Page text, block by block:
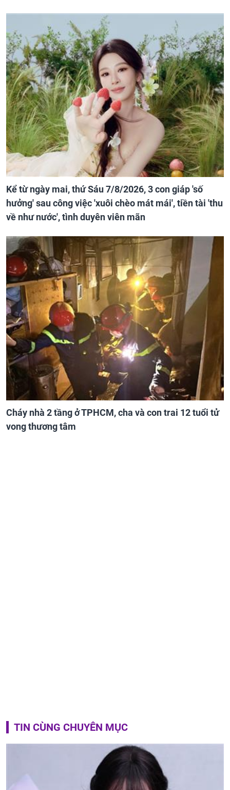
Kể từ ngày mai, thứ Sáu 7/8/2026, 3 con giáp 'số
hưởng' sau công việc 'xuôi chèo mát mái', tiền tài 'thu
về như nước', tình duyên viên mãn
Cháy nhà 2 tầng ở TPHCM, cha và con trai 12 tuổi tử
vong thương tâm
TIN CÙNG CHUYÊN MỤC